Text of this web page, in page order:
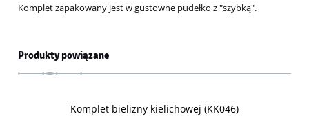
Komplet zapakowany jest w gustowne pudełko z "szybką".
Produkty powiązane
Komplet bielizny kielichowej (KK046)